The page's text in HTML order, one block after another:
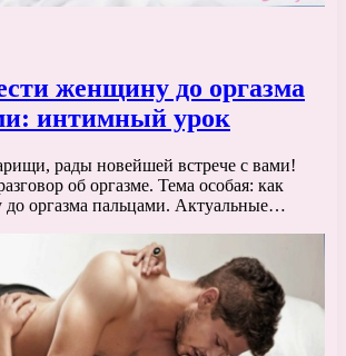
женщину до оргазма
интимный урок
рады новейшей встрече с вами!
об оргазме. Тема особая: как
до оргазма пальцами. Актуальные…